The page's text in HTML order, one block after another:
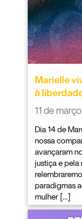
Marielle
à
11 de
Dia 14 de
nossa
avançaram
justiça e pela
paradigmas
mulher […]